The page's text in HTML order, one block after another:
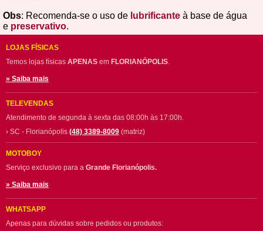
Obs: Recomenda-se o uso de lubrificante à base de água
e preservativo.
LOJAS FÍSICAS
Temos lojas físicas APENAS em FLORIANÓPOLIS.
» Saiba mais
TELEVENDAS
Atendimento de segunda à sexta das 08:00h às 17:00h.
› SC - Florianópolis (48) 3389-8009 (matriz)
MOTOBOY
Serviço exclusivo para a Grande Florianópolis.
» Saiba mais
WHATSAPP
Apenas para dúvidas sobre pedidos ou produtos: